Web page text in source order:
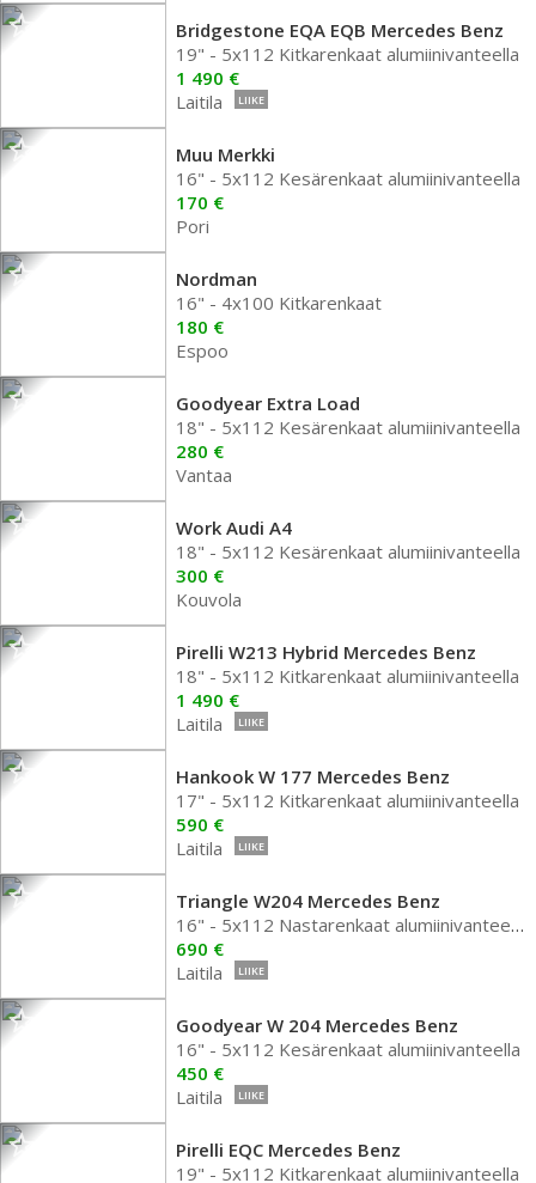
Bridgestone EQA EQB Mercedes Benz
19" - 5x112 Kitkarenkaat alumiinivanteella
1 490 €
Laitila
LIIKE
Muu Merkki
16" - 5x112 Kesärenkaat alumiinivanteella
170 €
Pori
Nordman
16" - 4x100 Kitkarenkaat
180 €
Espoo
Goodyear Extra Load
18" - 5x112 Kesärenkaat alumiinivanteella
280 €
Vantaa
Work Audi A4
18" - 5x112 Kesärenkaat alumiinivanteella
300 €
Kouvola
Pirelli W213 Hybrid Mercedes Benz
18" - 5x112 Kitkarenkaat alumiinivanteella
1 490 €
Laitila
LIIKE
Hankook W 177 Mercedes Benz
17" - 5x112 Kitkarenkaat alumiinivanteella
590 €
Laitila
LIIKE
Triangle W204 Mercedes Benz
16" - 5x112 Nastarenkaat alumiinivanteella
690 €
Laitila
LIIKE
Goodyear W 204 Mercedes Benz
16" - 5x112 Kesärenkaat alumiinivanteella
450 €
Laitila
LIIKE
Pirelli EQC Mercedes Benz
19" - 5x112 Kitkarenkaat alumiinivanteella